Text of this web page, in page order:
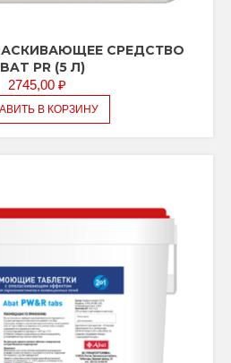
СРЕДСТВО
PR (5 Л)
2745,00 ₽
В КОРЗИНУ